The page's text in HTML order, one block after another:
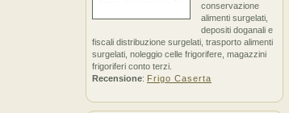
conservazione
alimenti surgelati,
depositi doganali e
fiscali distribuzione surgelati, trasporto alimenti
surgelati, noleggio celle frigorifere, magazzini
frigoriferi conto terzi.
Recensione: Frigo Caserta